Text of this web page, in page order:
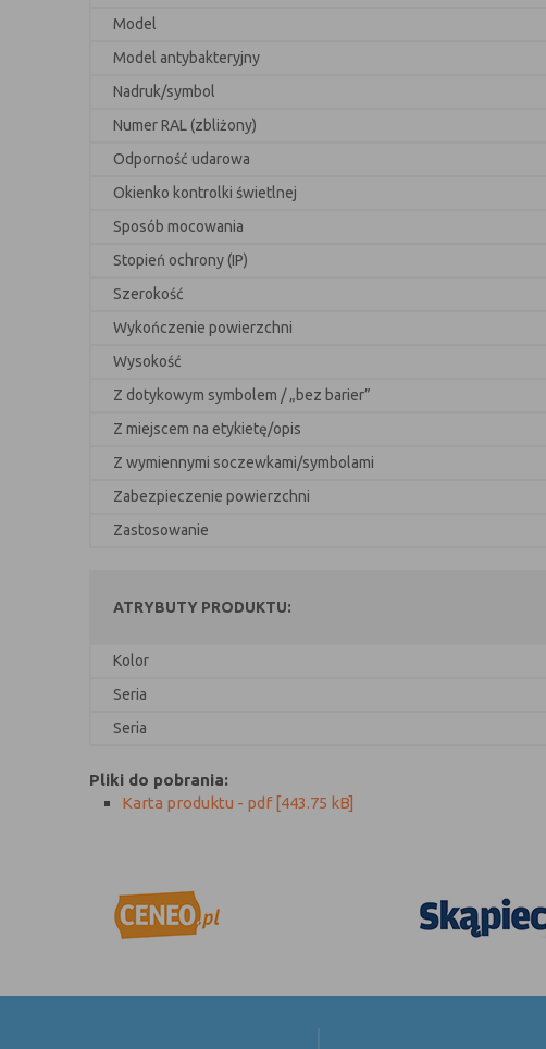
Model
Model antybakteryjny
Nadruk/symbol
Numer RAL (zbliżony)
Odporność udarowa
Okienko kontrolki świetlnej
Sposób mocowania
Stopień ochrony (IP)
Szerokość
Wykończenie powierzchni
Wysokość
Z dotykowym symbolem / „bez barier”
Z miejscem na etykietę/opis
Z wymiennymi soczewkami/symbolami
Zabezpieczenie powierzchni
Zastosowanie
ATRYBUTY PRODUKTU:
Kolor
Seria
Seria
Pliki do pobrania:
Karta produktu - pdf [443.75 kB]